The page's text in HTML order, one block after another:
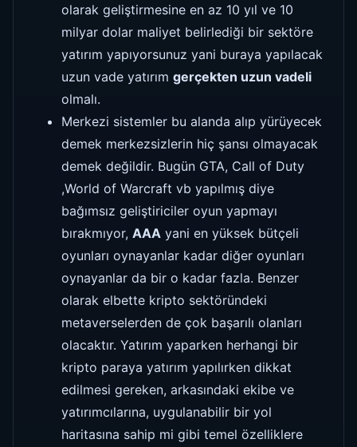
olarak geliştirmesine en az 10 yıl ve 10
milyar dolar maliyet belirlediği bir sektöre
yatırım yapıyorsunuz yani buraya yapılacak
uzun vade yatırım gerçekten uzun vadeli
olmalı.
Merkezi sistemler bu alanda alıp yürüyecek
demek merkezsizlerin hiç şansı olmayacak
demek değildir. Bugün GTA, Call of Duty
,World of Warcraft vb yapılmış diye
bağımsız geliştiriciler oyun yapmayı
bırakmıyor, AAA yani en yüksek bütçeli
oyunları oynayanlar kadar diğer oyunları
oynayanlar da bir o kadar fazla. Benzer
olarak elbette kripto sektöründeki
metaverselerden de çok başarılı olanları
olacaktır. Yatırım yaparken herhangi bir
kripto paraya yatırım yapılırken dikkat
edilmesi gereken, arkasındaki ekibe ve
yatırımcılarına, uygulanabilir bir yol
haritasına sahip mi gibi temel özelliklere